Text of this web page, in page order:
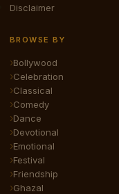
Disclaimer
BROWSE BY
Bollywood
Celebration
Classical
Comedy
Dance
Devotional
Emotional
Festival
Friendship
Ghazal